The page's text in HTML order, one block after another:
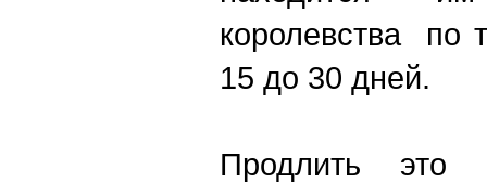
королевства по
15 до 30 дней.
Продлить это